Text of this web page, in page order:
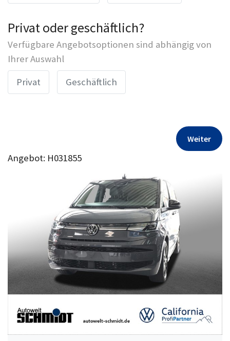
Privat oder geschäftlich?
Verfügbare Angebotsoptionen sind abhängig von
Ihrer Auswahl
Privat
Geschäftlich
Weiter
Angebot: H031855